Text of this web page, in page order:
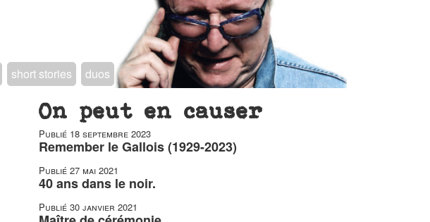
short stories duos
On peut en causer
Publié 18 septembre 2023
Remember le Gallois (1929-2023)
Publié 27 mai 2021
40 ans dans le noir.
Publié 30 janvier 2021